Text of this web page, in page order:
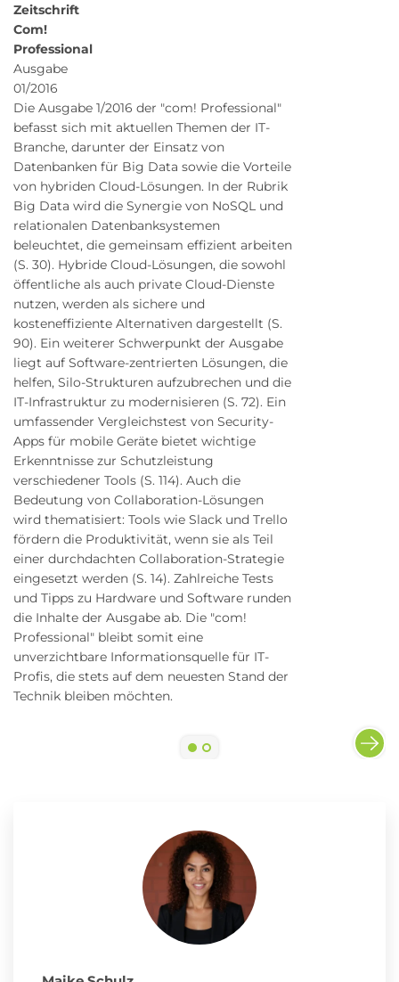
Zeitschrift
Com!
Professional
Ausgabe
01/2016
Die Ausgabe 1/2016 der "com! Professional"
befasst sich mit aktuellen Themen der IT-
Branche, darunter der Einsatz von
Datenbanken für Big Data sowie die Vorteile
von hybriden Cloud-Lösungen. In der Rubrik
Big Data wird die Synergie von NoSQL und
relationalen Datenbanksystemen
beleuchtet, die gemeinsam effizient arbeiten
(S. 30). Hybride Cloud-Lösungen, die sowohl
öffentliche als auch private Cloud-Dienste
nutzen, werden als sichere und
kosteneffiziente Alternativen dargestellt (S.
90). Ein weiterer Schwerpunkt der Ausgabe
liegt auf Software-zentrierten Lösungen, die
helfen, Silo-Strukturen aufzubrechen und die
IT-Infrastruktur zu modernisieren (S. 72). Ein
umfassender Vergleichstest von Security-
Apps für mobile Geräte bietet wichtige
Erkenntnisse zur Schutzleistung
verschiedener Tools (S. 114). Auch die
Bedeutung von Collaboration-Lösungen
wird thematisiert: Tools wie Slack und Trello
fördern die Produktivität, wenn sie als Teil
einer durchdachten Collaboration-Strategie
eingesetzt werden (S. 14). Zahlreiche Tests
und Tipps zu Hardware und Software runden
die Inhalte der Ausgabe ab. Die "com!
Professional" bleibt somit eine
unverzichtbare Informationsquelle für IT-
Profis, die stets auf dem neuesten Stand der
Technik bleiben möchten.